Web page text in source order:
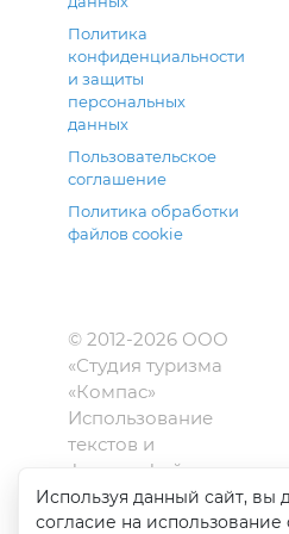
Политика
конфиденциальности
и защиты
персональных
данных
Пользовательское
соглашение
Политика обработки
файлов cookie
© 2012-2026ООО
«Студия туризма
«Компас»
Использование
текстов и
фотографий с
сайта kompas-
amur.ru
Используя данный сайт, вы
согласие на